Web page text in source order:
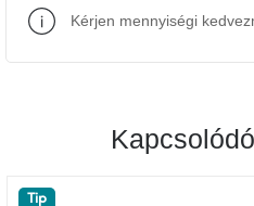
Szezonális
Bohém
stílusú
Kérjen mennyiségi
Tip